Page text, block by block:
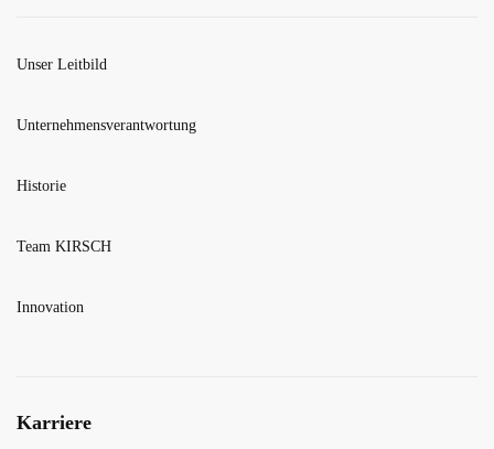
Unser Leitbild
Unternehmensverantwortung
Historie
Team KIRSCH
Innovation
Karriere